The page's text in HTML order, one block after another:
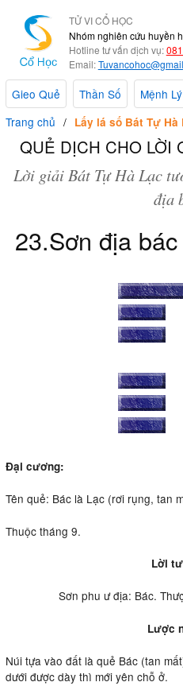
TỬ VI CỔ HỌC
Nhóm nghiên cứu huyền
Hotline tư vấn dịch vụ:
Email:
Gieo Quẻ Thần Số Mệnh Lý
Trang chủ
Lấy lá số Bát Tự Hà
QUẺ DỊCH CHO LỜI
Lời giải Bát Tự Hà Lạc
địa
23.Sơn địa bác
Ðại cương:
Tên quẻ: Bác là Lạc (rơi rụng, tan
Thuộc tháng 9.
Lời
Sơn phu ư địa: Bác.
Lược
Núi tựa vào đất là quẻ Bác (tan
dưới được dày thì mới yên chỗ ở.